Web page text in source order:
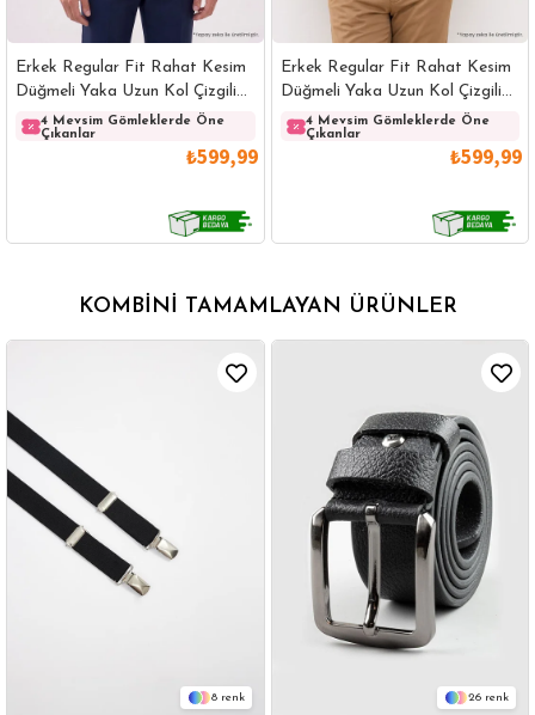
Erkek Regular Fit Rahat Kesim
Düğmeli Yaka Uzun Kol Çizgili
Pamuklu Beyaz Gömlek
4 Mevsim Gömleklerde Öne
Çıkanlar
₺599,99
Erkek Regular Fit Rahat Kesim
Düğmeli Yaka Uzun Kol Çizgili
Pamuklu Lacivert Gömlek
4 Mevsim Gömleklerde Öne
Çıkanlar
₺599,99
KOMBINI TAMAMLAYAN ÜRÜNLER
8 26